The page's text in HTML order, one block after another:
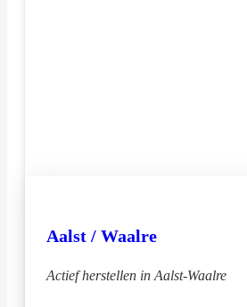
Aalst / Waalre
Actief herstellen in Aalst-Waalre